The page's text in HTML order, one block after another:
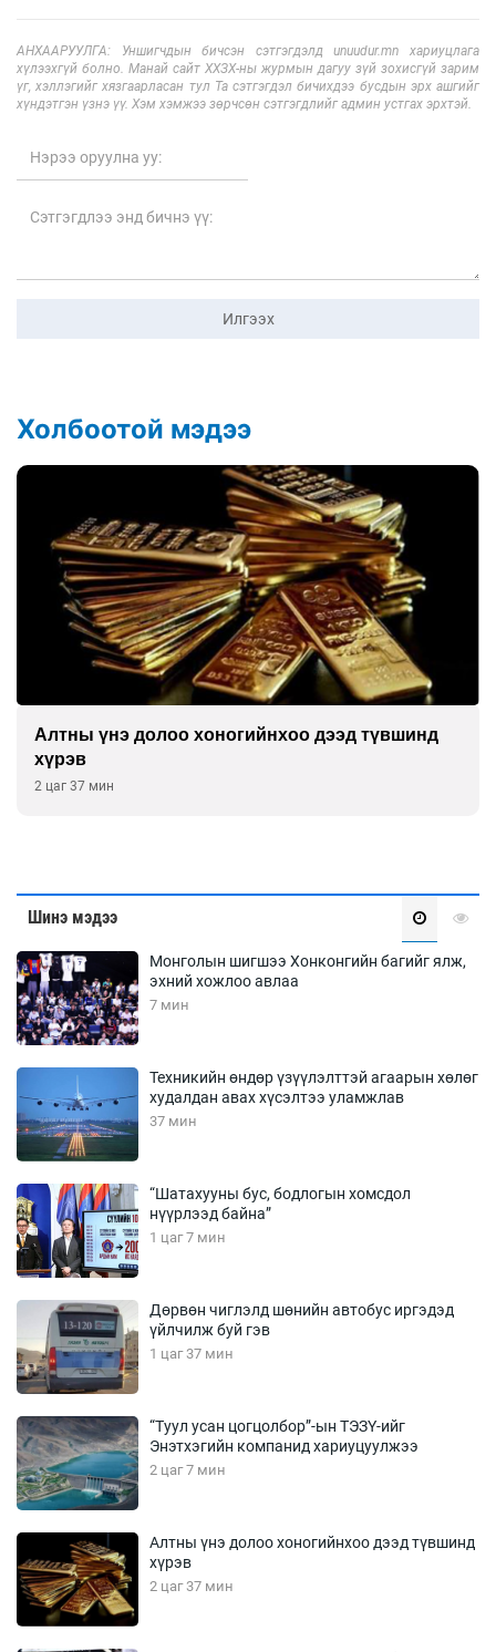
АНХААРУУЛГА: Уншигчдын бичсэн сэтгэгдэлд unuudur.mn хариуцлага
хүлээхгүй болно. Манай сайт ХХЗХ-ны журмын дагуу зүй зохисгүй зарим
үг, хэллэгийг хязгаарласан тул Та сэтгэгдэл бичихдээ бусдын эрх ашгийг
хүндэтгэн үзнэ үү. Хэм хэмжээ зөрчсөн сэтгэгдлийг админ устгах эрхтэй.
Илгээх
Холбоотой мэдээ
Алтны үнэ долоо хоногийнхоо дээд түвшинд
хүрэв
2 цаг 37 мин
Шинэ мэдээ
Монголын шигшээ Хонконгийн багийг ялж,
эхний хожлоо авлаа
7 мин
Техникийн өндөр үзүүлэлттэй агаарын хөлөг
худалдан авах хүсэлтээ уламжлав
37 мин
“Шатахууны бус, бодлогын хомсдол
нүүрлээд байна”
1 цаг 7 мин
Дөрвөн чиглэлд шөнийн автобус иргэдэд
үйлчилж буй гэв
1 цаг 37 мин
“Туул усан цогцолбор”-ын ТЭЗҮ-ийг
Энэтхэгийн компанид хариуцуулжээ
2 цаг 7 мин
Алтны үнэ долоо хоногийнхоо дээд түвшинд
хүрэв
2 цаг 37 мин